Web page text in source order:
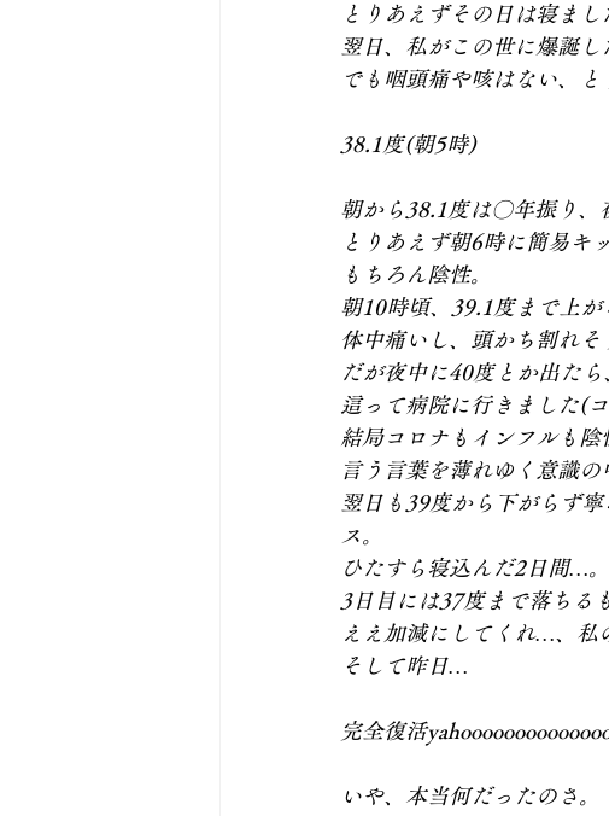
とりあえずその日は寝まし
翌日、私がこの世に爆誕
でも咽頭痛や咳はない、
38.1度(朝5時)
朝から38.1度は〇年振り、
とりあえず朝6時に簡易キ
もちろん陰性。
朝10時頃、39.1度まで上が
体中痛いし、頭かち割れ
だが夜中に40度とか出た
這って病院に行きました(
結局コロナもインフルも
言う言葉を薄れゆく意識の
翌日も39度から下がらず
ス。
ひたすら寝込んだ2日間…。
3日目には37度まで落ちる
ええ加減にしてくれ…、私
そして昨日…
完全復活
いや、本当何だったのさ。